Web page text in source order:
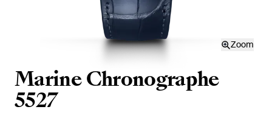
Zoom
Marine Chronographe
5527